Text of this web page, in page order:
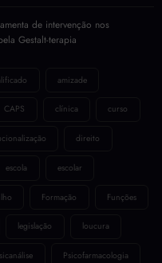
de intervenção nos
Gestalt-terapia
amizade
CAPS clínica curso
direito
escola escolar
Formação Funções
legislação loucura
Psicofarmacologia